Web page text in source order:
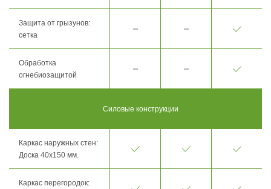
Защита от грызунов:
сетка
Обработка
огнебиозащитой
Силовые конструкции
Каркас наружных стен:
Доска 40х150 мм.
Каркас перегородок: